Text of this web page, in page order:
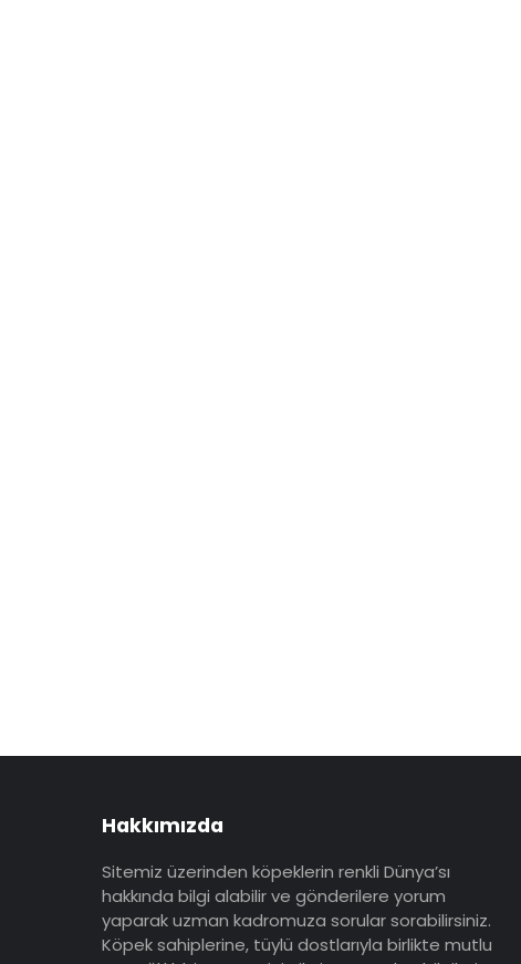
Hakkımızda
Sitemiz üzerinden köpeklerin renkli Dünya’sı
hakkında bilgi alabilir ve gönderilere yorum
yaparak uzman kadromuza sorular sorabilirsiniz.
Köpek sahiplerine, tüylü dostlarıyla birlikte mutlu